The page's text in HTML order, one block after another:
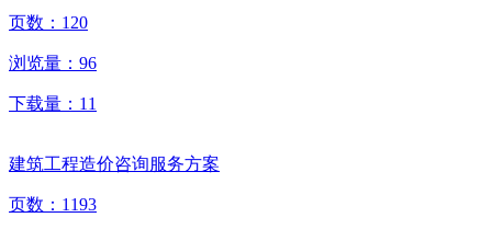
页数： 120
浏览量： 96
下载量： 11
建筑工程造价咨询服务方案
页数： 1193